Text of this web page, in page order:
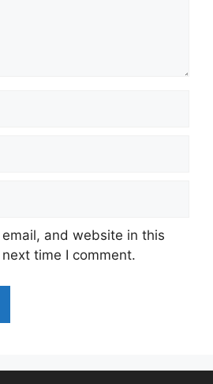
and website in this
time I comment.